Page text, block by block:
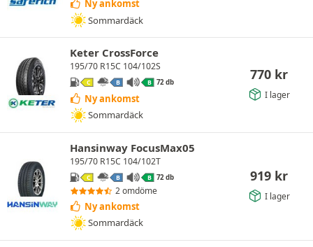
Ny ankomst
Sommardäck
Keter CrossForce
195/70 R15C 104/102S
C B B 72 db
Ny ankomst
Sommardäck
770 kr
I lager
Hansinway FocusMax05
195/70 R15C 104/102T
C B B 72 db
2 omdöme
Ny ankomst
Sommardäck
919 kr
I lager